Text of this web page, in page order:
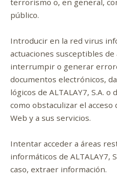
público.
Introducir en la red virus
actuaciones susceptibles
interrumpir o generar
documentos electrónicos,
lógicos de ALTALAY7, S.A.
como obstaculizar el
Web y a sus servicios.
Intentar acceder a áreas
informáticos de ALTALAY7,
caso, extraer información.